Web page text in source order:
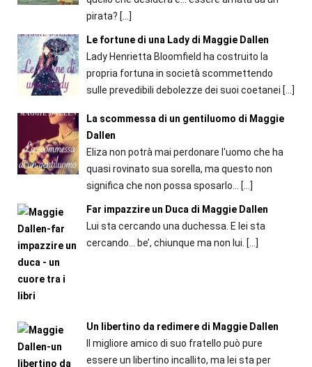
pirata? […]
Le fortune di una Lady di Maggie Dallen
Lady Henrietta Bloomfield ha costruito la
propria fortuna in società scommettendo
sulle prevedibili debolezze dei suoi coetanei […]
La scommessa di un gentiluomo di Maggie
Dallen
Eliza non potrà mai perdonare l'uomo che ha
quasi rovinato sua sorella, ma questo non
significa che non possa sposarlo...
[…]
Far impazzire un Duca di Maggie Dallen
Lui sta cercando una duchessa. E lei sta
cercando... be’, chiunque ma non lui. […]
Un libertino da redimere di Maggie Dallen
Il migliore amico di suo fratello può pure
essere un libertino incallito, ma lei sta per